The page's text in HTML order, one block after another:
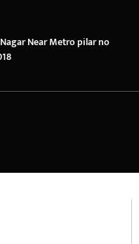
Near Metro pilar no